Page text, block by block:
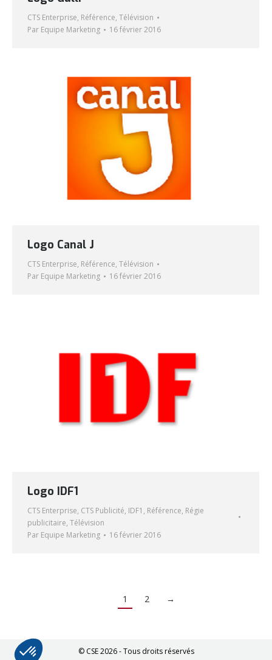
CTS Enterprise, Référence, Télévision
Par Equipe Marketing 16 février 2016
Logo Canal J
CTS Enterprise, Référence, Télévision
Par Equipe Marketing 16 février 2016
Logo IDF1
CTS Enterprise, CTS Publicité, IDF1 , Référence, Régie
publicitaire, Télévision
Par Equipe Marketing 16 février 2016
1 2 →
© CSE 2026 - Tous droits réservés